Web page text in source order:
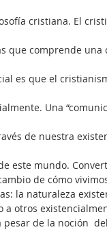
cristiana. El
que comprende una
es que el
Una
de nuestra
este mundo.
de cómo
la naturaleza
otros
de la noción